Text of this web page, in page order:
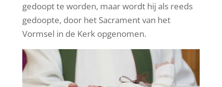
gedoopt te worden, maar wordt hij als reeds
gedoopte, door het Sacrament van het
Vormsel in de Kerk opgenomen.